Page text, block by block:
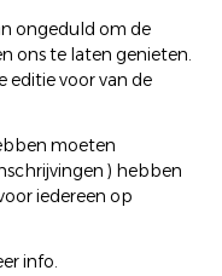
ongeduld om de
ons te laten genieten.
editie voor van de
moeten
) hebben
iedereen op
info.